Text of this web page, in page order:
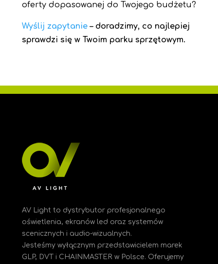
oferty dopasowanej do Twojego budżetu?
Wyślij zapytanie– doradzimy, co najlepiej
sprawdzi się w Twoim parku sprzętowym.
AV Light to dystrybutor profesjonalnego
oświetlenia, ekranów led oraz systemów
scenicznych i audio-wizualnych.
Jesteśmywyłącznym przedstawicielem marek
GLP, DVT i CHAINMASTER w Polsce. Oferujemy